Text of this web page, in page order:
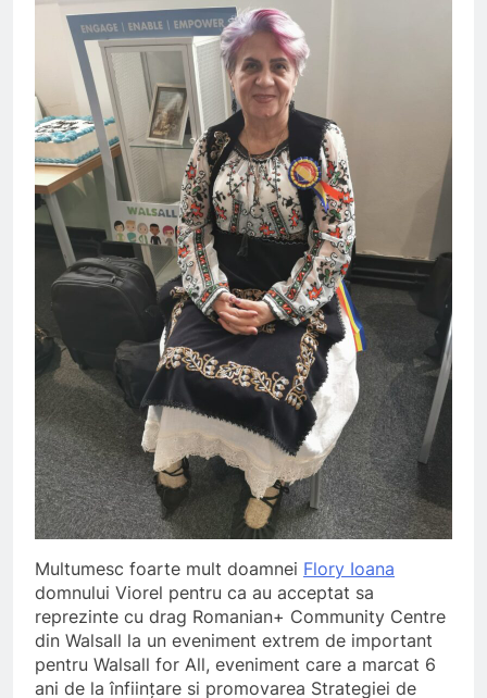
Multumesc foarte mult doamnei Flory Ioana
domnului Viorel pentru ca au acceptat sa
reprezinte cu drag Romanian+ Community Centre
din Walsall la un eveniment extrem de important
pentru Walsall for All, eveniment care a marcat 6
ani de la înființare si promovarea Strategiei de